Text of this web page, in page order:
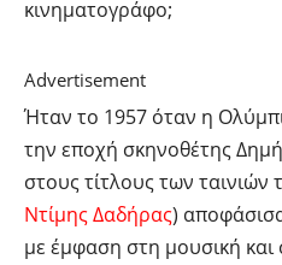
κινηματογράφο;
Advertisement
Ήταν το 1957 όταν η
την εποχή σκηνοθέτης
στους τίτλους των
Ντίμης Δαδήρας)
με έμφαση στη μουσική